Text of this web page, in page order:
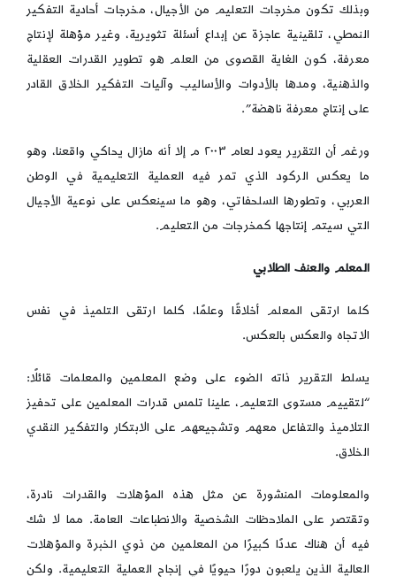
وبذلك تكون مخرجات التعليم من الأجيال، مخرجات أحادية التفكير
النمطي، تلقينية عاجزة عن إبداع أسئلة تثويرية، وغير مؤهلة لإنتاج
معرفة، كون الغاية القصوى من العلم هو تطوير القدرات العقلية
والذهنية، ومدها بالأدوات والأساليب وآليات التفكير الخلاق القادر
على إنتاج معرفة ناهضة”.
ورغم أن التقرير يعود لعام ٢٠٠٣ م إلا أنه مازال يحاكي واقعنا، وهو
ما يعكس الركود الذي تمر فيه العملية التعليمية في الوطن
العربي، وتطورها السلحفاتي، وهو ما سينعكس على نوعية الأجيال
التي سيتم إنتاجها كمخرجات من التعليم.
المعلم والعنف الطلابي
كلما ارتقى المعلم أخلاقًا وعلمًا، كلما ارتقى التلميذ في نفس
الاتجاه والعكس بالعكس.
يسلط التقرير ذاته الضوء على وضع المعلمين والمعلمات قائلًا:
“لتقييم مستوى التعليم، علينا تلمس قدرات المعلمين على تحفيز
التلاميذ والتفاعل معهم وتشجيعهم على الابتكار والتفكير النقدي
الخلاق.
والمعلومات المنشورة عن مثل هذه المؤهلات والقدرات نادرة،
وتقتصر على الملاحظات الشخصية والانطباعات العامة. مما لا شك
فيه أن هناك عددًا كبيرًا من المعلمين من ذوي الخبرة والمؤهلات
العالية الذين يلعبون دورًا حيويًا في إنجاح العملية التعليمية. ولكن